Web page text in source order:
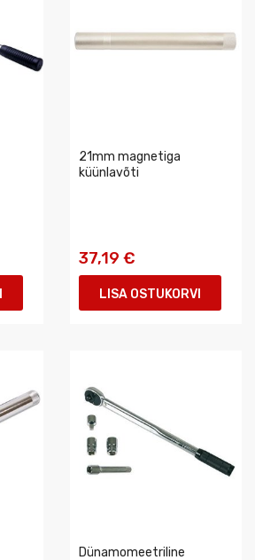
21mm magnetiga
küünlavõti
37,19 €
LISA OSTUKORVI
Dünamomeetriline